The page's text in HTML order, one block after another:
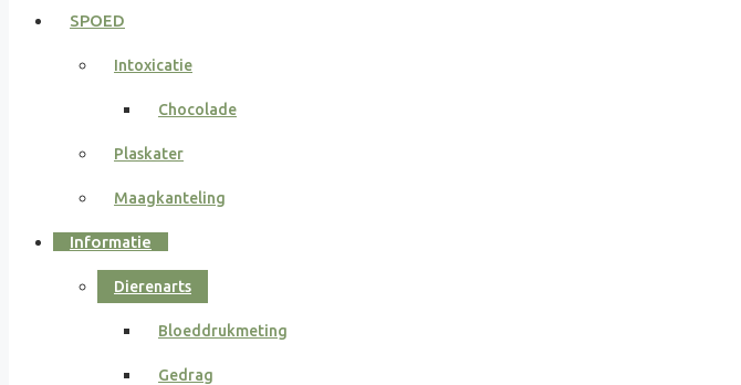
SPOED
Intoxicatie
Chocolade
Plaskater
Maagkanteling
Informatie
Dierenarts
Bloeddrukmeting
Gedrag